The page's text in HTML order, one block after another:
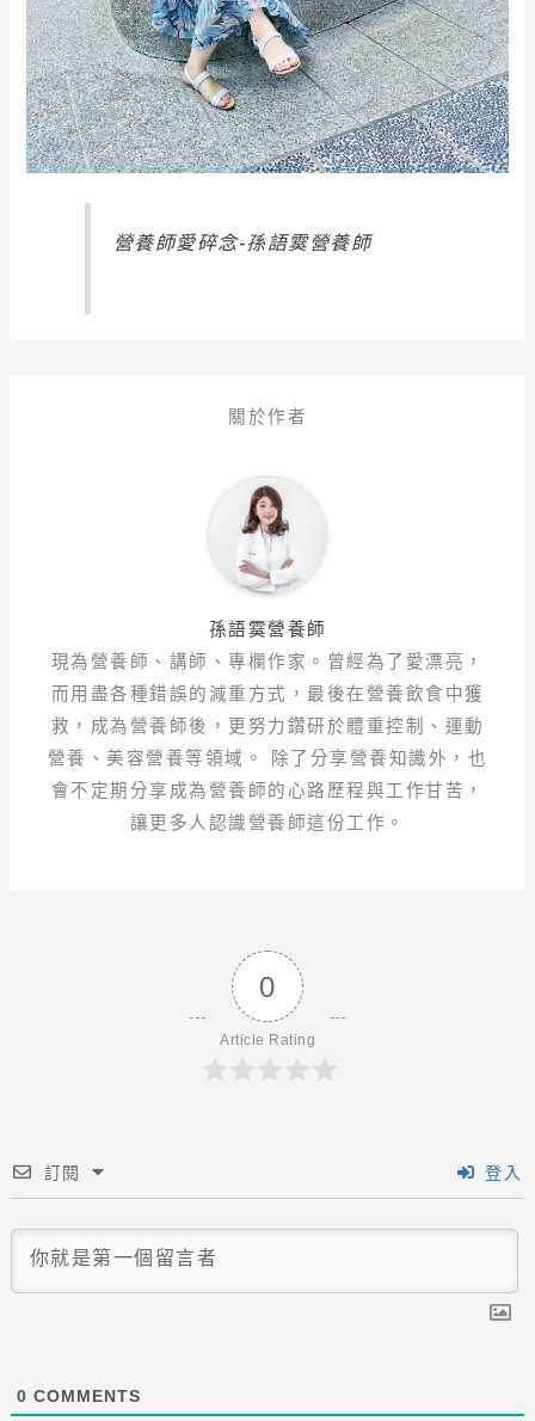
營養師愛碎念-孫語霙營養師
關於作者
孫語霙營養師
現為營養師、講師、專欄作家。曾經為了愛漂亮，
而用盡各種錯誤的減重方式，最後在營養飲食中獲
救，成為營養師後，更努力鑽研於體重控制、運動
營養、美容營養等領域。 除了分享營養知識外，也
會不定期分享成為營養師的心路歷程與工作甘苦，
讓更多人認識營養師這份工作。
0
Article Rating
訂閱 登入
0 COMMENTS